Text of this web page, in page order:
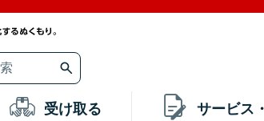
受け取る サービス